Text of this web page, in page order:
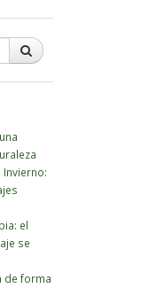
Invierno:
el
se
de forma